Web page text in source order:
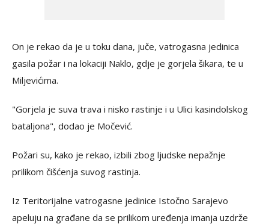
On je rekao da je u toku dana, juče, vatrogasna jedinica
gasila požar i na lokaciji Naklo, gdje je gorjela šikara, te u
Miljevićima.
"Gorjela je suva trava i nisko rastinje i u Ulici kasindolskog
bataljona", dodao je Močević.
Požari su, kako je rekao, izbili zbog ljudske nepažnje
prilikom čišćenja suvog rastinja.
Iz Teritorijalne vatrogasne jedinice Istočno Sarajevo
apeluju na građane da se prilikom uređenja imanja uzdrže